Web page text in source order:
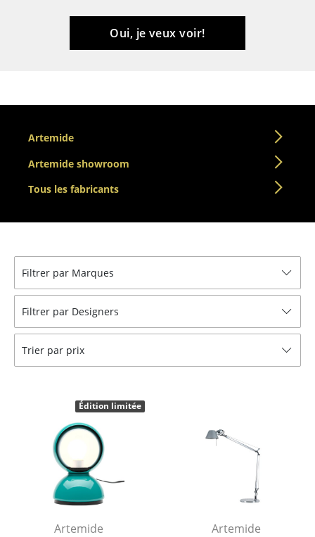
Poufs poires
Chaises de conférence
Fauteuils de direction
Tables
Tables d’appoint
Tables basses
Secrétaires & Tables PC
Tables de conférence et Pupitres
Tables hautes & Pupitres
Tables enfants
Table de jardin
Oui, je veux voir!
Artemide
Artemide showroom
Tous les fabricants
Filtrer par Marques
Filtrer par Designers
Trier par prix
Artemide
Édition limitée
Artemide